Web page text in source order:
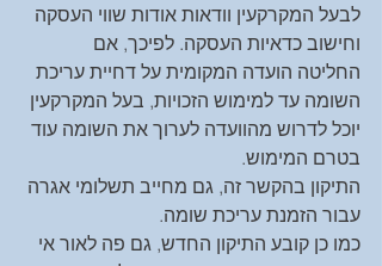
לבעל המקרקעין וודאות אודות שווי העסקה
וחישוב כדאיות העסקה. לפיכך, אם
החליטה הועדה המקומית על דחיית עריכת
השומה עד למימוש הזכויות, בעל המקרקעין
יוכל לדרוש מהוועדה לערוך את השומה עוד
בטרם המימוש.
התיקון בהקשר זה, גם מחייב תשלומי אגרה
עבור הזמנת עריכת שומה.
כמו כן קובע התיקון החדש, גם פה לאור אי